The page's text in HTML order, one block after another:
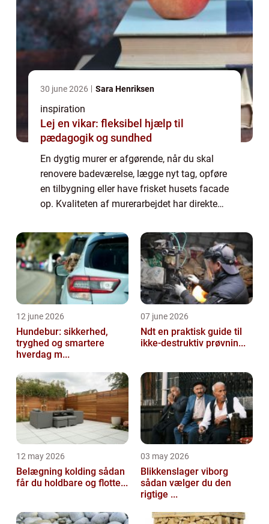
30 june 2026 Sara Henriksen
inspiration
Lej en vikar: fleksibel hjælp til
pædagogik og sundhed
En dygtig murer er afgørende, når du skal
renovere badeværelse, lægge nyt tag, opføre
en tilbygning eller have frisket husets facade
op. Kvaliteten af murerarbejdet har direkte
energiforbrug og ikke mindst di...
12 june 2026
Hundebur: sikkerhed,
tryghed og smartere
hverdag m...
07 june 2026
Ndt en praktisk guide til
ikke-destruktiv prøvnin...
12 may 2026
Belægning kolding sådan
får du holdbare og flotte...
03 may 2026
Blikkenslager viborg
sådan vælger du den
rigtige ...